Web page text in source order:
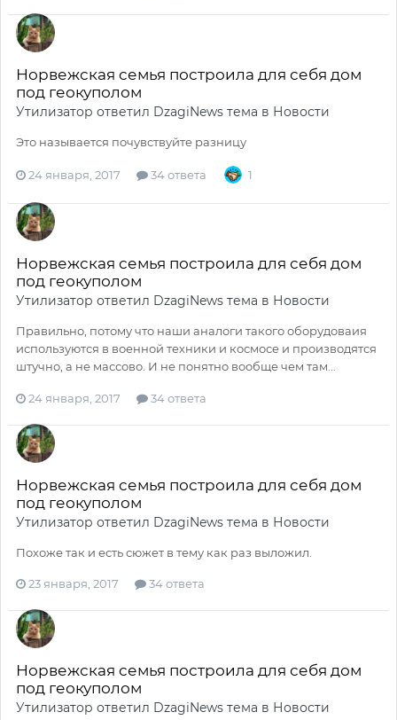
Норвежская семья построила для себя дом
под геокуполом
Утилизатор ответил DzagiNews тема в Новости
Это называется почувствуйте разницу
24 января, 2017 34 ответа 1
Норвежская семья построила для себя дом
под геокуполом
Утилизатор ответил DzagiNews тема в Новости
Правильно, потому что наши аналоги такого оборудоваия
используются в военной техники и космосе и производятся
штучно, а не массово. И не понятно вообще чем там...
24 января, 2017 34 ответа
Норвежская семья построила для себя дом
под геокуполом
Утилизатор ответил DzagiNews тема в Новости
Похоже так и есть сюжет в тему как раз выложил.
23 января, 2017 34 ответа
Норвежская семья построила для себя дом
под геокуполом
Утилизатор ответил DzagiNews тема в Новости